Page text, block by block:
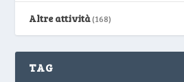
Altre attività(168)
TAG